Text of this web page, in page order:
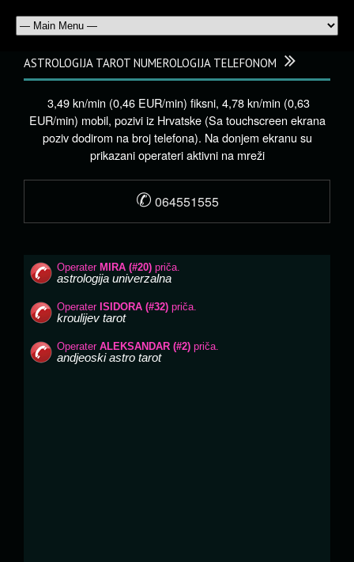
ASTROLOGIJA TAROT NUMEROLOGIJA TELEFONOM
3,49 kn/min (0,46 EUR/min) fiksni, 4,78 kn/min (0,63
EUR/min) mobil, pozivi iz Hrvatske (Sa touchscreen ekrana
poziv dodirom na broj telefona). Na donjem ekranu su
prikazani operateri aktivni na mreži
✆ 064551555